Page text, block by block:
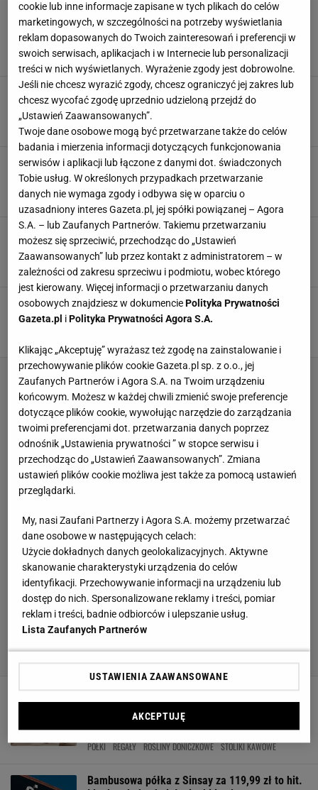
Zapomnij o drogich meblach. Ten stolik Sinsay
za niecałe 70 zł wygląda jak z katalogu
premium
DYWANY SALON STOLIKI STOLIKI KAWOWE
Agnieszka Dygant pokazuje swoje wnętrze.
Jasne, pełne światła i harmonii z naturą
DRZEWA ROŚLINY
Trendy wnętrzarskie 2026. Ten rok przyniesie
więcej ciepła, natury i luzu
DREWNO MEBLE STOLIKI STOLIKI KAWOWE
Ciepły minimalizm to nowy luksus. Tak
osiągniesz harmonię w swoim wnętrzu
MEBLE DREWNIANE PÓŁKI REGAŁY STOLIKI KAWOWE
Klasa, która nie przemija. Tak urządzasz dom
na dekady, nie na sezon
Te błędy sprawiają, że Twoje mieszkanie
wygląda na mniejsze. Dowiedz się, jak je
naprawić
PÓŁKI REGAŁY ROŚLINY DONICZKOWE STOLIKI KAWOWE
Bambusowa półka z Sinsay za 119,99 zł to hit.
cookie lub inne informacje zapisane w tych plikach do celów
marketingowych, w szczególności na potrzeby wyświetlania
reklam dopasowanych do Twoich zainteresowań i preferencji w
swoich serwisach, aplikacjach i w Internecie lub personalizacji
treści w nich wyświetlanych. Wyrażenie zgody jest dobrowolne.
Jeśli nie chcesz wyrazić zgody, chcesz ograniczyć jej zakres lub
chcesz wycofać zgodę uprzednio udzieloną przejdź do
„Ustawień Zaawansowanych”.
Twoje dane osobowe mogą być przetwarzane także do celów
badania i mierzenia informacji dotyczących funkcjonowania
serwisów i aplikacji lub łączone z danymi dot. świadczonych
Tobie usług. W określonych przypadkach przetwarzanie
danych nie wymaga zgody i odbywa się w oparciu o
uzasadniony interes Gazeta.pl, jej spółki powiązanej – Agora
S.A. – lub Zaufanych Partnerów. Takiemu przetwarzaniu
możesz się sprzeciwić, przechodząc do „Ustawień
Zaawansowanych” lub przez kontakt z administratorem – w
zależności od zakresu sprzeciwu i podmiotu, wobec którego
jest kierowany. Więcej informacji o przetwarzaniu danych
osobowych znajdziesz w dokumencie Polityka Prywatności
Gazeta.pl i Polityka Prywatności Agora S.A.
Klikając „Akceptuję” wyrażasz też zgodę na zainstalowanie i
przechowywanie plików cookie Gazeta.pl sp. z o.o., jej
Zaufanych Partnerów i Agora S.A. na Twoim urządzeniu
końcowym. Możesz w każdej chwili zmienić swoje preferencje
dotyczące plików cookie, wywołując narzędzie do zarządzania
twoimi preferencjami dot. przetwarzania danych poprzez
odnośnik „Ustawienia prywatności ” w stopce serwisu i
przechodząc do „Ustawień Zaawansowanych”. Zmiana
ustawień plików cookie możliwa jest także za pomocą ustawień
przeglądarki.
My, nasi Zaufani Partnerzy i Agora S.A. możemy przetwarzać
dane osobowe w następujących celach:
Użycie dokładnych danych geolokalizacyjnych. Aktywne
skanowanie charakterystyki urządzenia do celów
identyfikacji. Przechowywanie informacji na urządzeniu lub
dostęp do nich. Spersonalizowane reklamy i treści, pomiar
reklam i treści, badnie odbiorców i ulepszanie usług.
Lista Zaufanych Partnerów
USTAWIENIA ZAAWANSOWANE
AKCEPTUJĘ